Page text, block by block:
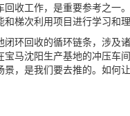
回收工作，是重要参考之一
梯次利用项目进行学习和理
回收的循环链条，涉及诸
宝马沈阳生产基地的冲压车
景，是我们要去推的。如何